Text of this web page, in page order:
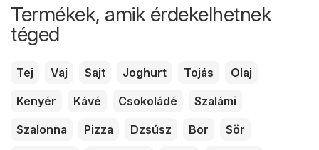
Termékek, amik érdekelhetnek
téged
Tej Vaj Sajt Joghurt Tojás
Olaj
Kenyér
Kávé Csokoládé
Szalámi
Szalonna
Pizza Dzsúsz Bor
Sör